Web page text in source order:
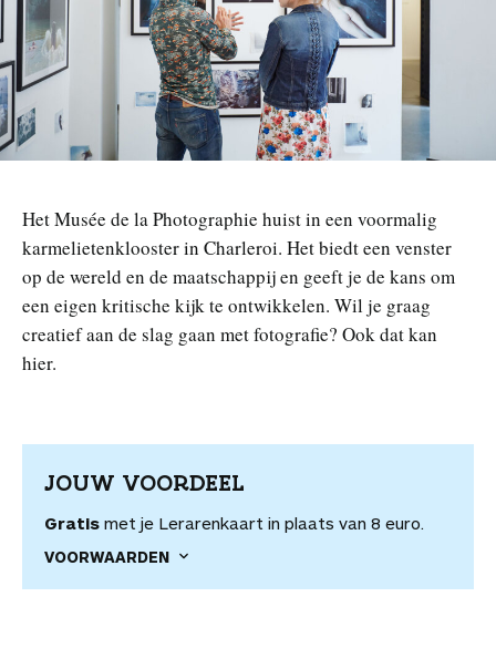
n
Het Musée de la Photographie huist in een voormalig
karmelietenklooster in Charleroi. Het biedt een venster
op de wereld en de maatschappij en geeft je de kans om
een eigen kritische kijk te ontwikkelen. Wil je graag
creatief aan de slag gaan met fotografie? Ook dat kan
hier.
JOUW VOORDEEL
Gratis met je Lerarenkaart in plaats van 8 euro.
VOORWAARDEN